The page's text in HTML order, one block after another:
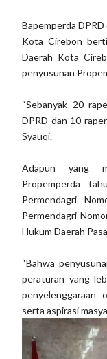
Bapemperda
Kota Cirebon
Daerah Kota
penyusunan
“Sebanyak 20
DPRD dan 10
Syauqi.
Adapun yang
Propemperda
Permendagri
Permendagri
Hukum Daerah
“Bahwa
peraturan yang
penyelenggaraan
serta aspirasi